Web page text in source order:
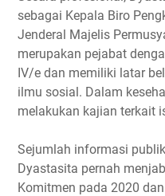
sebagai Kepala Biro
Jenderal Majelis
merupakan pejabat
IV/e dan memiliki latar
ilmu sosial. Dalam
melakukan kajian terkait
Sejumlah informasi
Dyastasita pernah
Komitmen pada 2020